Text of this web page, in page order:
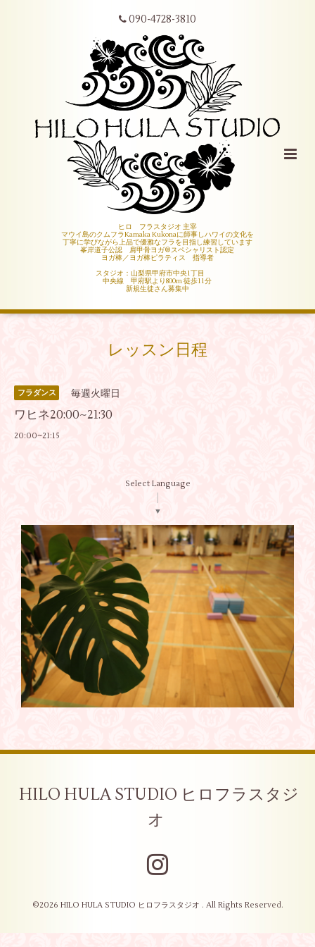
090-4728-3810
ヒロ フラスタジオ 主宰
マウイ島のクムフラKamaka Kukonaに師事しハワイの文化を
丁寧に学びながら上品で優雅なフラを目指し練習しています
峯岸道子公認 肩甲骨ヨガ®︎スペシャリスト認定
ヨガ棒／ヨガ棒ピラティス 指導者
スタジオ：山梨県甲府市中央1丁目
中央線 甲府駅より800m 徒歩11分
新規生徒さん募集中
レッスン日程
フラダンス 毎週火曜日
ワヒネ20:00~21:30
20:00~21:15
Select Language
▼
HILO HULA STUDIO ヒロフラスタジ
オ
©2026 HILO HULA STUDIO ヒロフラスタジオ . All Rights Reserved.